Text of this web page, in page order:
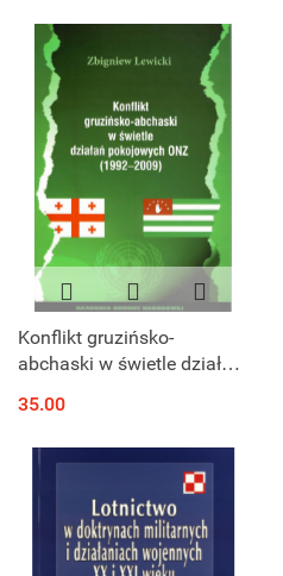
Konflikt gruzińsko-
abchaski w świetle działań
2009)
35.00